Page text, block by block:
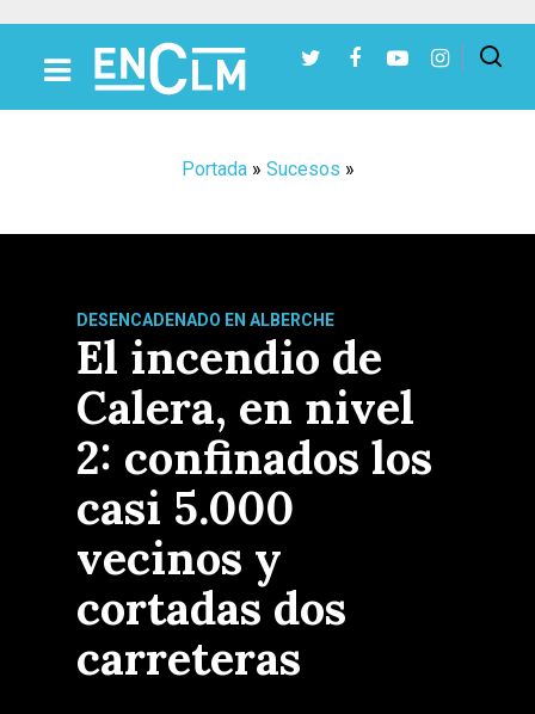
Portada» Sucesos »
DESENCADENADO EN ALBERCHE
El incendio de
Calera, en nivel
2: confinados los
casi 5.000
vecinos y
cortadas dos
carreteras